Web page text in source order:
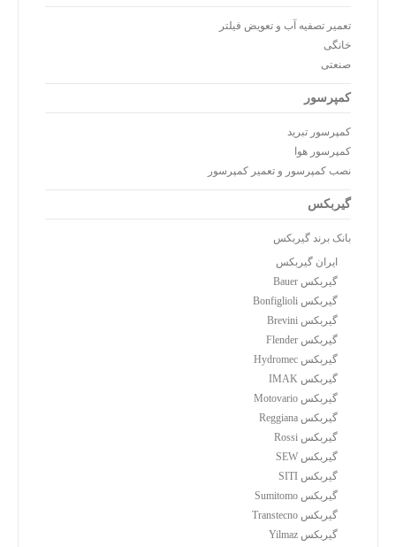
تعمیر تصفیه آب و تعویض فیلتر
خانگی
صنعتی
کمپرسور
کمپرسور تبرید
کمپرسور هوا
نصب کمپرسور و تعمیر کمپرسور
گیربکس
بانک برند گیربکس
ایران گیربکس
گیربکس Bauer
گیربکس Bonfiglioli
گیربکس Brevini
گیربکس Flender
گیربکس Hydromec
گیربکس IMAK
گیربکس Motovario
گیربکس Reggiana
گیربکس Rossi
گیربکس SEW
گیربکس SITI
گیربکس Sumitomo
گیربکس Transtecno
گیربکس Yilmaz